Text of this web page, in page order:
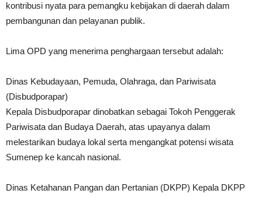
kontribusi nyata para pemangku kebijakan di daerah dalam
pembangunan dan pelayanan publik.
Lima OPD yang menerima penghargaan tersebut adalah:
Dinas Kebudayaan, Pemuda, Olahraga, dan Pariwisata
(Disbudporapar)
Kepala Disbudporapar dinobatkan sebagai Tokoh Penggerak
Pariwisata dan Budaya Daerah, atas upayanya dalam
melestarikan budaya lokal serta mengangkat potensi wisata
Sumenep ke kancah nasional.
Dinas Ketahanan Pangan dan Pertanian (DKPP) Kepala DKPP